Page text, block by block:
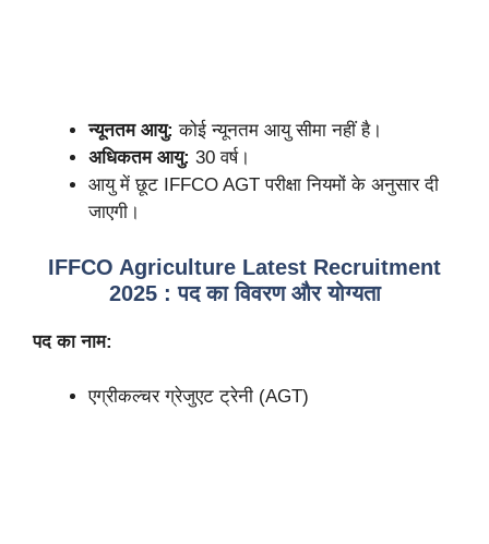
न्यूनतम आयु: कोई न्यूनतम आयु सीमा नहीं है।
अधिकतम आयु: 30 वर्ष।
आयु में छूट IFFCO AGT परीक्षा नियमों के अनुसार दी
जाएगी।
IFFCO Agriculture Latest Recruitment
2025 : पद का विवरण और योग्यता
पद का नाम:
एग्रीकल्चर ग्रेजुएट ट्रेनी (AGT)